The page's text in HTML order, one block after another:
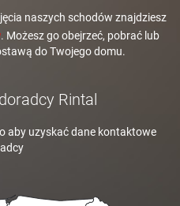
naszych schodów znajdziesz
. Możesz go obejrzeć, pobrać lub
do Twojego domu.
Rintal
aby uzyskać dane kontaktowe